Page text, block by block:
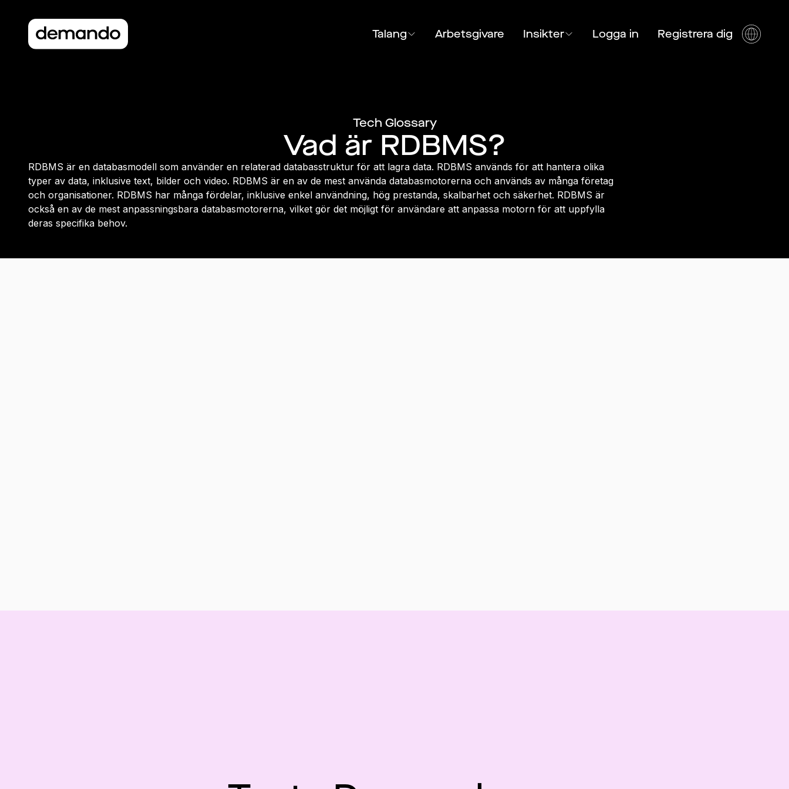
Talang Arbetsgivare Insikter Logga in Registrera dig
Tech Glossary
Vad är RDBMS?
RDBMS är en databasmodell som använder en relaterad databasstruktur för att lagra data. RDBMS används för att hantera olika
typer av data, inklusive text, bilder och video. RDBMS är en av de mest använda databasmotorerna och används av många företag
och organisationer. RDBMS har många fördelar, inklusive enkel användning, hög prestanda, skalbarhet och säkerhet. RDBMS är
också en av de mest anpassningsbara databasmotorerna, vilket gör det möjligt för användare att anpassa motorn för att uppfylla
deras specifika behov.